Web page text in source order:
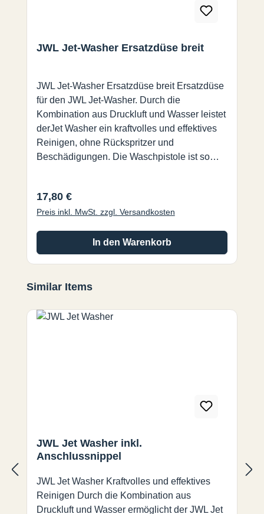
JWL Jet-Washer Ersatzdüse breit
JWL Jet-Washer Ersatzdüse breit Ersatzdüse
für den JWL Jet-Washer. Durch die
Kombination aus Druckluft und Wasser leistet
derJet Washer ein kraftvolles und effektives
Reinigen, ohne Rückspritzer und
Beschädigungen. Die Waschpistole ist so
von zurück spritzendem Wasser getroffen zu
werden. Eine echte Alternative zum
Regulärer Preis:
17,80 €
Preis inkl. MwSt. zzgl. Versandkosten
In den Warenkorb
Produktgalerie überspringen
Similar Items
JWL Jet Washer inkl.
Anschlussnippel
JWL Jet Washer Kraftvolles und effektives
Reinigen Durch die Kombination aus
Druckluft und Wasser ermöglicht der JWL Jet